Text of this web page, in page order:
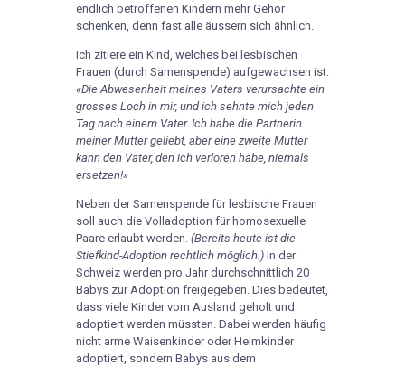
endlich betroffenen Kindern mehr Gehör
schenken, denn fast alle äussern sich ähnlich.
Ich zitiere ein Kind, welches bei lesbischen
Frauen (durch Samenspende) aufgewachsen ist:
«Die Abwesenheit meines Vaters verursachte ein
grosses Loch in mir, und ich sehnte mich jeden
Tag nach einem Vater. Ich habe die Partnerin
meiner Mutter geliebt, aber eine zweite Mutter
kann den Vater, den ich verloren habe, niemals
ersetzen!»
Neben der Samenspende für lesbische Frauen
soll auch die Volladoption für homosexuelle
Paare erlaubt werden. (Bereits heute ist die
Stiefkind-Adoption rechtlich möglich.) In der
Schweiz werden pro Jahr durchschnittlich 20
Babys zur Adoption freigegeben. Dies bedeutet,
dass viele Kinder vom Ausland geholt und
adoptiert werden müssten. Dabei werden häufig
nicht arme Waisenkinder oder Heimkinder
adoptiert, sondern Babys aus dem